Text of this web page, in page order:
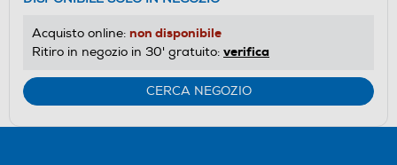
Acquisto online: non disponibile
Ritiro in negozio in 30' gratuito: verifica
CERCA NEGOZIO